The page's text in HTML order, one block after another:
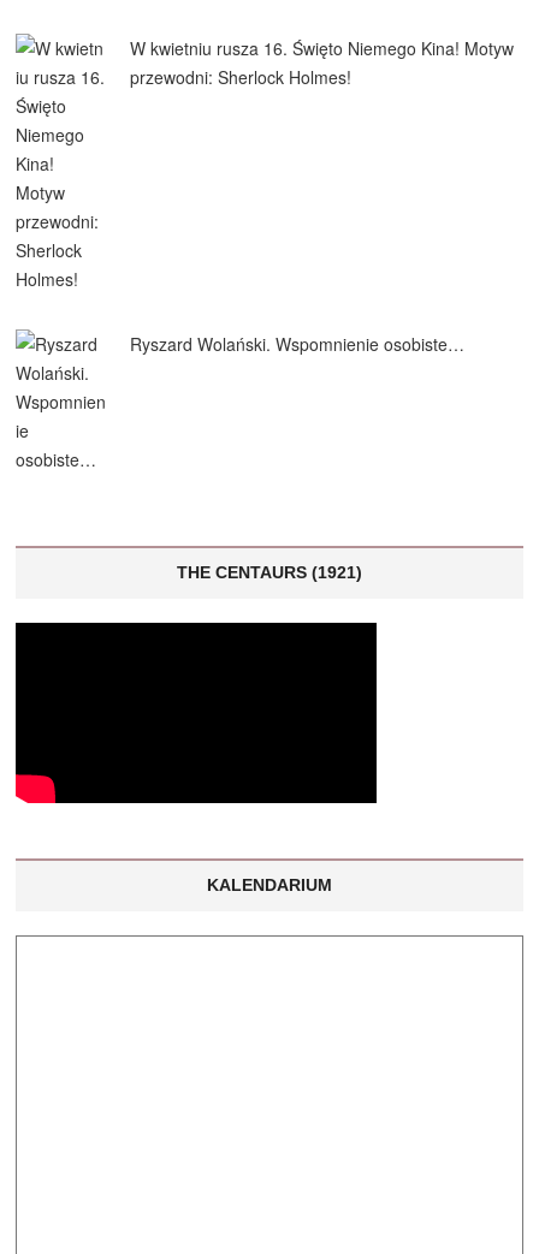
W kwietniu rusza 16. Święto Niemego Kina! Motyw
przewodni: Sherlock Holmes!
Ryszard Wolański. Wspomnienie osobiste…
THE CENTAURS (1921)
KALENDARIUM